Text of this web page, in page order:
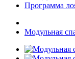
Программа
Модульная